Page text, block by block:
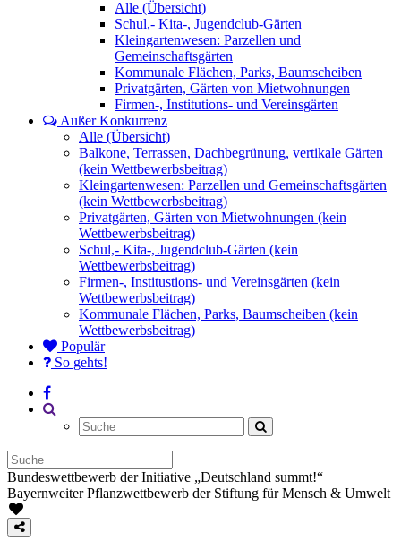
Alle (Übersicht)
Schul,- Kita-, Jugendclub-Gärten
Kleingartenwesen: Parzellen und
Gemeinschaftsgärten
Kommunale Flächen, Parks, Baumscheiben
Privatgärten, Gärten von Mietwohnungen
Firmen-, Institutions- und Vereinsgärten
Außer Konkurrenz
Alle (Übersicht)
Balkone, Terrassen, Dachbegrünung, vertikale Gärten
(kein Wettbewerbsbeitrag)
Kleingartenwesen: Parzellen und Gemeinschaftsgärten
(kein Wettbewerbsbeitrag)
Privatgärten, Gärten von Mietwohnungen (kein
Wettbewerbsbeitrag)
Schul,- Kita-, Jugendclub-Gärten (kein
Wettbewerbsbeitrag)
Firmen-, Institustions- und Vereinsgärten (kein
Wettbewerbsbeitrag)
Kommunale Flächen, Parks, Baumscheiben (kein
Wettbewerbsbeitrag)
Populär
So gehts!
Bundeswettbewerb der Initiative „Deutschland summt!“
Bayernweiter Pflanzwettbewerb der Stiftung für Mensch & Umwelt